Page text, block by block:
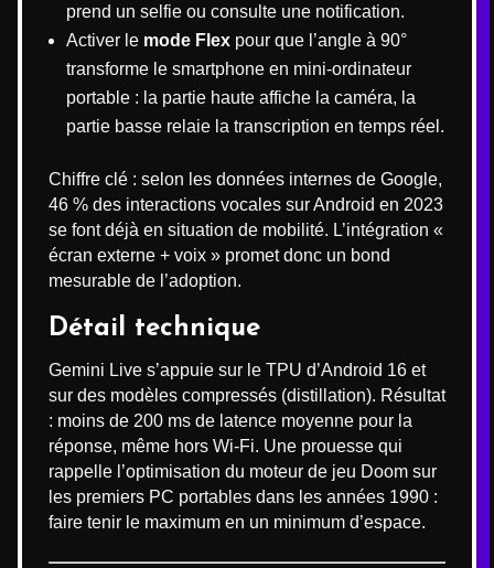
prend un selfie ou consulte une notification.
Activer le mode Flex pour que l’angle à 90°
transforme le smartphone en mini-ordinateur
portable : la partie haute affiche la caméra, la
partie basse relaie la transcription en temps réel.
Chiffre clé : selon les données internes de Google,
46 % des interactions vocales sur Android en 2023
se font déjà en situation de mobilité. L’intégration «
écran externe + voix » promet donc un bond
mesurable de l’adoption.
Détail technique
Gemini Live s’appuie sur le TPU d’Android 16 et
sur des modèles compressés (distillation). Résultat
: moins de 200 ms de latence moyenne pour la
réponse, même hors Wi-Fi. Une prouesse qui
rappelle l’optimisation du moteur de jeu Doom sur
les premiers PC portables dans les années 1990 :
faire tenir le maximum en un minimum d’espace.